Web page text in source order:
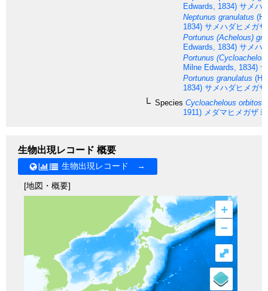
Edwards, 1834) サメハ
Neptunus granulatus
1834) サメハダヒメガ
Portunus (Achelous)
Edwards, 1834) サメハ
Portunus
Milne Edwards, 1834)
Portunus granulatus (H.
1834) サメハダヒメガ
Species Cycloachelous
1911) メダマヒメガザミ
生物出現レコード 概要
生物出現レコード →
[地図・概要]
+
–
⤢